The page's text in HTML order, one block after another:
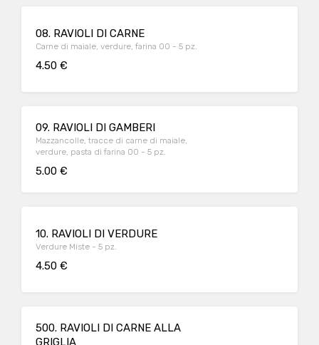
08. RAVIOLI DI CARNE
Carne di maiale, verdure, farina 00 - 5 pz.
4.50 €
09. RAVIOLI DI GAMBERI
Mazzancolle, tracce di carne di maiale,
verdure, pasta di farina 00 - 5 pz.
5.00 €
10. RAVIOLI DI VERDURE
Verdure Miste - 5 pz.
4.50 €
500. RAVIOLI DI CARNE ALLA
GRIGLIA